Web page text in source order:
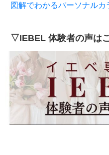
図解でわかるパーソナル
▽IEBEL 体験者の声は